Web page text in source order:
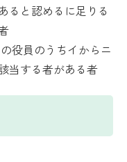
ると認めるに足りる
役員のうちイからニ
当する者がある者